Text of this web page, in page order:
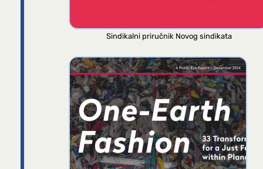
Sindikalni priručnik Novog sindikata